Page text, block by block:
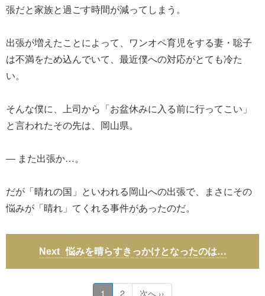
張だと家族と過ごす時間が減ってしまう。
出張が増えたことによって、ワンオペ育児をする妻・聡子
は不満をため込んでいて、最近僕への対応がとても冷た
い。
そんな僕に、上司から「お盆休みに入る前に行ってこい」
と言われたその先は、岡山県。
― また出張か…。
だが「晴れの国」といわれる岡山への出張で、まさにその
悩みが「晴れ」てくれる事件があったのだ。
悩みを晴らすきっかけとなったのは…
1 2 次へ ››